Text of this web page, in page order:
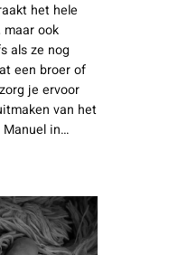
het hele
ook
als ze nog
een broer of
je ervoor
van het
in…